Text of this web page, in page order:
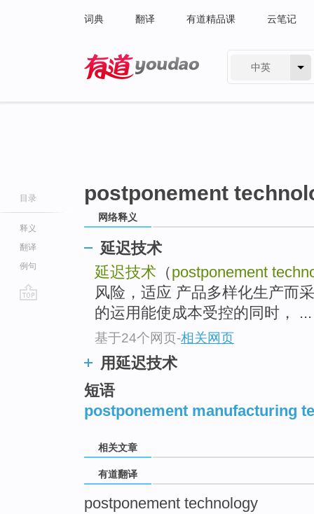
词典 翻译 有道精品课 云笔记
中英
目录
释义
翻译
例句
postponement
网络释义
延迟技术
延迟技术 （postponement
风险，适应 产品多样化生产而
的运用能使成本受控的同时， ...
基于24个网页-相关网页
用延迟技术
短语
postponement manufacturing
相关文章
有道翻译
postponement technology